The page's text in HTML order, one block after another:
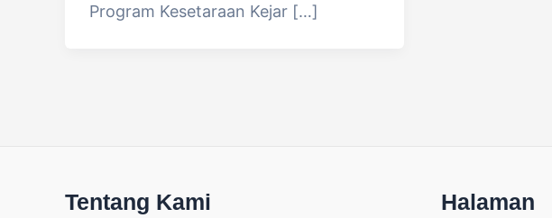
Program Kesetaraan Kejar […]
Tentang Kami Halaman